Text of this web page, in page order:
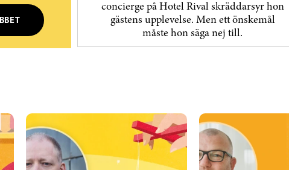
concierge på Hotel Rival skräddarsyr hon
gästens upp­levelse. Men ett önskemål
måste hon säga nej till.